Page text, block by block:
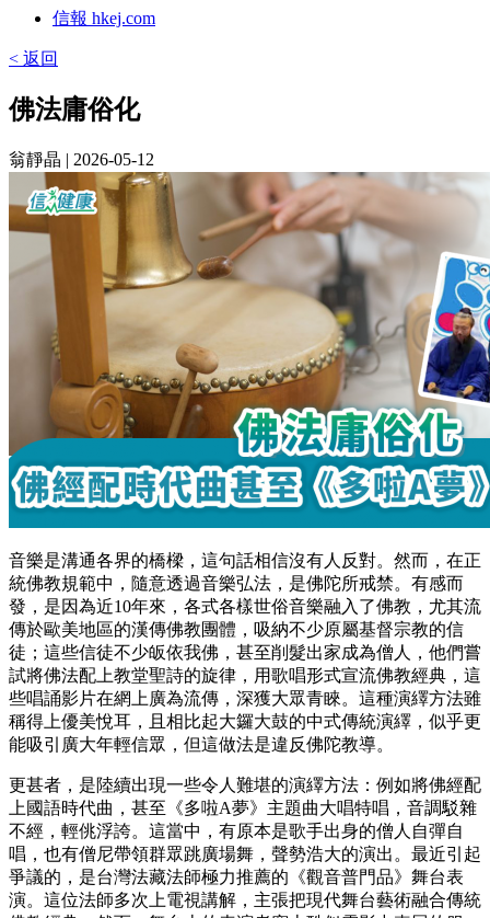
信報 hkej.com
< 返回
佛法庸俗化
翁靜晶 | 2026-05-12
音樂是溝通各界的橋樑，這句話相信沒有人反對。然而，在正
統佛教規範中，隨意透過音樂弘法，是佛陀所戒禁。有感而
發，是因為近10年來，各式各樣世俗音樂融入了佛教，尤其流
傳於歐美地區的漢傳佛教團體，吸納不少原屬基督宗教的信
徒；這些信徒不少皈依我佛，甚至削髮出家成為僧人，他們嘗
試將佛法配上教堂聖詩的旋律，用歌唱形式宣流佛教經典，這
些唱誦影片在網上廣為流傳，深獲大眾青睞。這種演繹方法雖
稱得上優美悅耳，且相比起大鑼大鼓的中式傳統演繹，似乎更
能吸引廣大年輕信眾，但這做法是違反佛陀教導。
更甚者，是陸續出現一些令人難堪的演繹方法：例如將佛經配
上國語時代曲，甚至《多啦A夢》主題曲大唱特唱，音調駁雜
不經，輕佻浮誇。這當中，有原本是歌手出身的僧人自彈自
唱，也有僧尼帶領群眾跳廣場舞，聲勢浩大的演出。最近引起
爭議的，是台灣法藏法師極力推薦的《觀音普門品》舞台表
演。這位法師多次上電視講解，主張把現代舞台藝術融合傳統